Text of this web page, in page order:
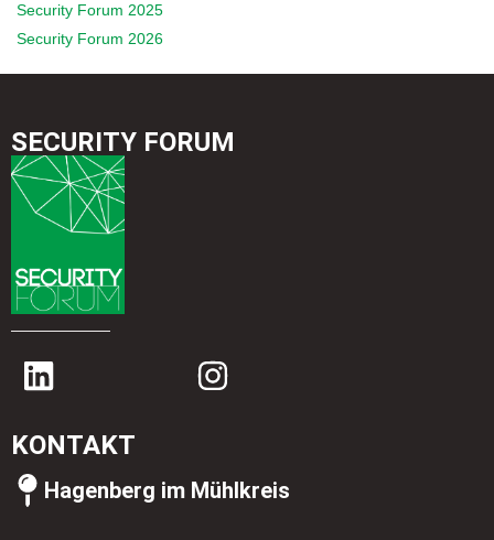
Security Forum 2025
Security Forum 2026
SECURITY FORUM
KONTAKT
Hagenberg im Mühlkreis